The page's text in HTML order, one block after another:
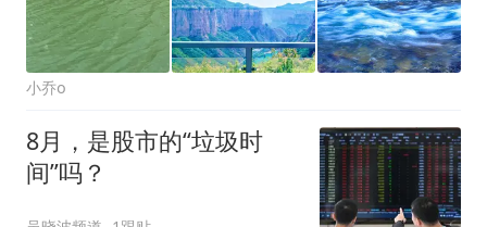
小乔o
8月，是股市的“垃圾时
间”吗？